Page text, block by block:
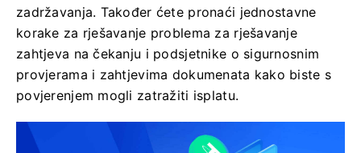
zadržavanja. Također ćete pronaći jednostavne
korake za rješavanje problema za rješavanje
zahtjeva na čekanju i podsjetnike o sigurnosnim
provjerama i zahtjevima dokumenata kako biste s
povjerenjem mogli zatražiti isplatu.